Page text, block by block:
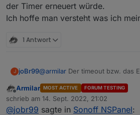
der Timer erneuert würde.
Ich hoffe man versteht was ich
1 Antwort
J joBr99@armilar Der timeout bzw. das
dran machen, allerdings sollte
timeout bei einem touch event
beginnen.
Offline
Armilar MOST ACTIVE FORUM TESTING
schrieb am 14. Sept. 2022, 21:02
zuletzt editiert von
@jobr99 sagte in Sonoff NSPanel: